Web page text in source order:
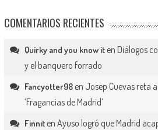
COMENTARIOS RECIENTES
Quirky and you know iten Diálogos
y el banquero forrado
Fancyotter98en Josep Cuevas reta
‘Fragancias de Madrid’
Finniten Ayuso logró que Madrid